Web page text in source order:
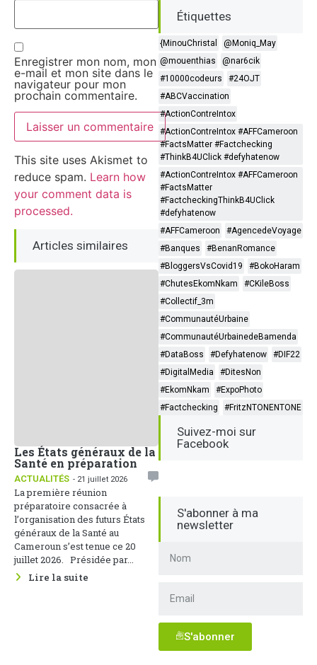
Enregistrer mon nom, mon
e-mail et mon site dans le
navigateur pour mon
prochain commentaire.
This site uses Akismet to
reduce spam. Learn how
your comment data is
processed.
Articles similaires
Les États généraux de la
Santé en préparation
ACTUALITÉS - 21 juillet 2026
La première réunion
préparatoire consacrée à
l’organisation des futurs États
généraux de la Santé au
Cameroun s’est tenue ce 20
juillet 2026. Présidée par...
Lire la suite
Étiquettes
{MinouChristal
@Moniq_May
@mouenthias
@nar6cik
#10000codeurs
#24OJT
#ABCVaccination
#ActionContreIntox
#ActionContreIntox #AFFCameroon
#FactsMatter #Factchecking
#ThinkB4UClick #defyhatenow
#ActionContreIntox #AFFCameroon
#FactsMatter
#FactcheckingThinkB4UClick
#defyhatenow
#AFFCameroon
#AgencedeVoyage
#Banques
#BenanRomance
#BloggersVsCovid19
#BokoHaram
#ChutesEkomNkam
#CKileBoss
#Collectif_3m
#CommunautéUrbaine
#CommunautéUrbainedeBamenda
#DataBoss
#Defyhatenow
#DIF22
#DigitalMedia
#DitesNon
#EkomNkam
#ExpoPhoto
#Factchecking
#FritzNTONENTONE
Suivez-moi sur
Facebook
S'abonner à ma
newsletter
S'abonner